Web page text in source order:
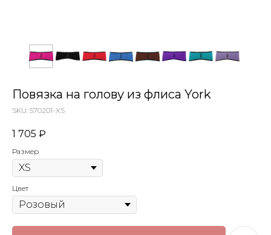
Повязка на голову из флиса York
SKU: 570201-XS
1 705 ₽
Размер
Цвет